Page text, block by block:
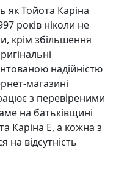
як Тойота Каріна
років ніколи не
крім збільшення
надійністю
магазині
з перевіреними
на батьківщині
Каріна Е, а кожна з
на відсутність